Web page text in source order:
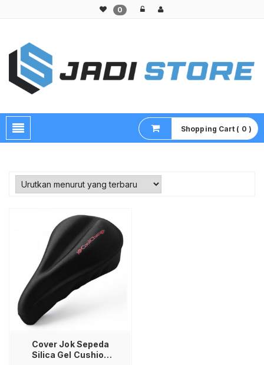
0
Shopping Cart ( 0 )
Cover Jok Sepeda
Silica Gel Cushion